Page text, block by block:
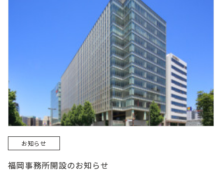
お知らせ
福岡事務所開設のお知らせ